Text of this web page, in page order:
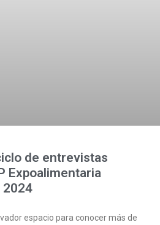
de entrevistas
Expoalimentaria
2024
espacio para conocer más de